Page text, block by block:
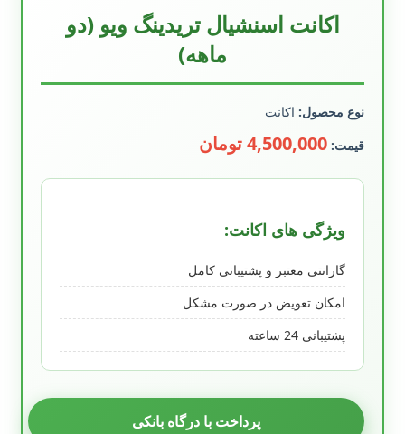
اکانت اسنشیال تریدینگ ویو (دو
ماهه)
نوع محصول: اکانت
قیمت: 4,500,000 تومان
ویژگی های اکانت:
گارانتی معتبر و پشتیبانی کامل
امکان تعویض در صورت مشکل
پشتیبانی 24 ساعته
پرداخت با درگاه بانکی